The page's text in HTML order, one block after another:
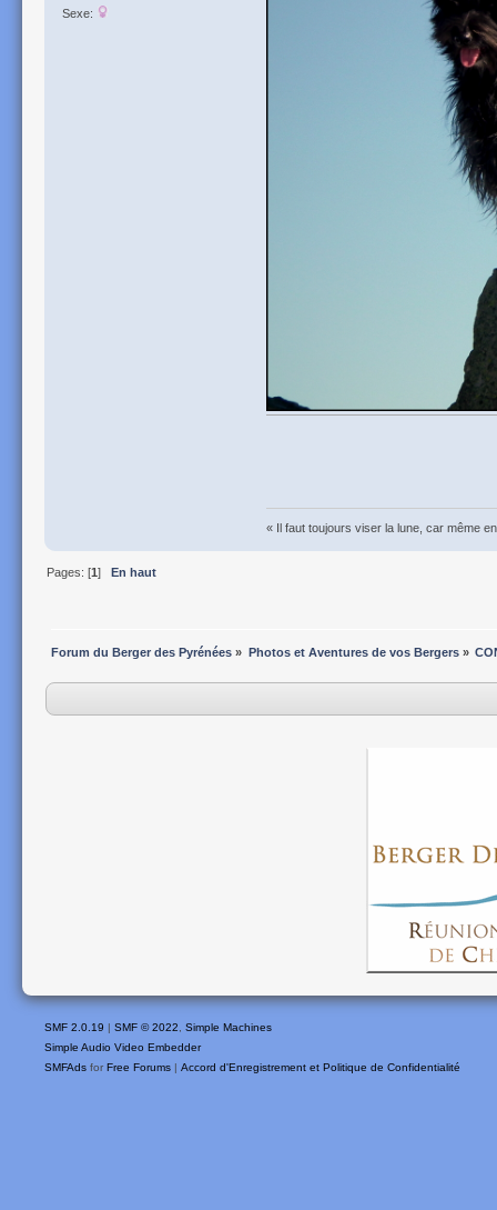
Sexe:
« Il faut toujours viser la lune, car même
Pages: [1] En haut
Forum du Berger des Pyrénées » Photos et Aventures de vos Bergers»
SMF 2.0.19 SMF © 2022, Simple Machines
Simple Audio Video Embedder
SMFAds for Free Forums Accord d'Enregistrement et Politique de Confidentialité